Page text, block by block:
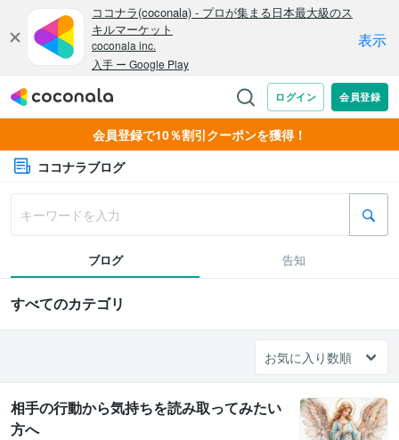
会員登録で10％割引クーポンを獲得！
ココナラブログ
ブログ 告知
すべてのカテゴリ
相手の行動から気持ちを読み取ってみたい
方へ